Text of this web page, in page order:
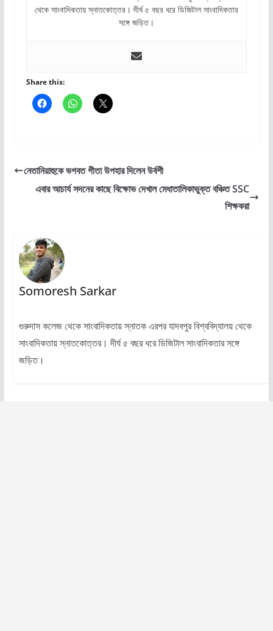
থেকে সাংবাদিকতায় স্নাতকোত্তর। দীর্ঘ ৫ বছর ধরে ডিজিটাল সাংবাদিকতার
সঙ্গে জড়িত।
Share this:
নেতানিয়াহুকে ভগবত গীতা উপহার দিলেন উর্বশী
এবার আচার্য সদনের কাছে বিক্ষোভ দেখাল মেধাতালিকাভুক্ত বঞ্চিত SSC
শিক্ষকরা
Somoresh Sarkar
গুরুদাস কলেজ থেকে সাংবাদিকতায় স্নাতক এরপর যাদবপুর বিশ্ববিদ্যালয় থেকে
সাংবাদিকতায় স্নাতকোত্তর। দীর্ঘ ৫ বছর ধরে ডিজিটাল সাংবাদিকতার সঙ্গে
জড়িত।